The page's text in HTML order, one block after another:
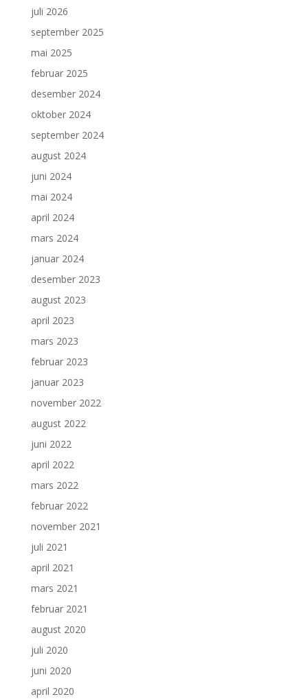
juli 2026
september 2025
mai 2025
februar 2025
desember 2024
oktober 2024
september 2024
august 2024
juni 2024
mai 2024
april 2024
mars 2024
januar 2024
desember 2023
august 2023
april 2023
mars 2023
februar 2023
januar 2023
november 2022
august 2022
juni 2022
april 2022
mars 2022
februar 2022
november 2021
juli 2021
april 2021
mars 2021
februar 2021
august 2020
juli 2020
juni 2020
april 2020